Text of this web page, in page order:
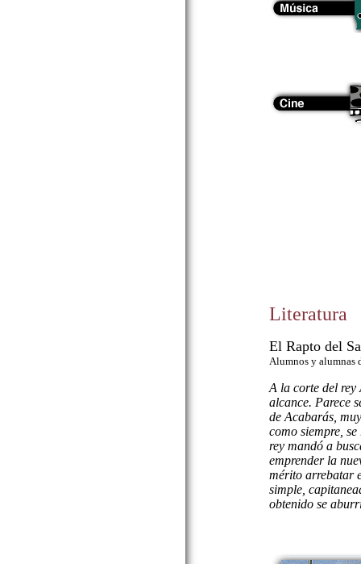
Literatura
El Rapto del
Alumnos y alumnas
A la corte del rey
alcance. Parece
de Acabarás,
como siempre,
rey mandó a
emprender la
mérito arrebatar
simple,
obtenido se